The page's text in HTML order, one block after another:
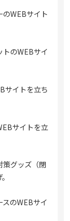
WEBサイト
のWEBサイ
サイトを立ち
サイトを立
策グッズ（閉
のWEBサイ